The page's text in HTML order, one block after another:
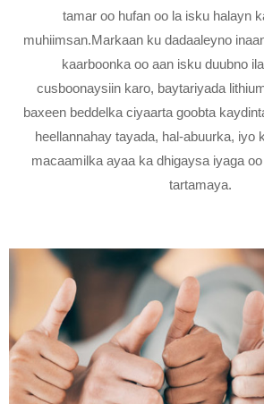
tamar oo hufan oo la isku halayn
muhiimsan.Markaan ku dadaaleyno
kaarboonka oo aan isku duubno
cusboonaysiin karo, baytariyada
baxeen beddelka ciyaarta goobta
heellannahay tayada, hal-abuurka, iyo
macaamilka ayaa ka dhigaysa iyaga
tartamaya.